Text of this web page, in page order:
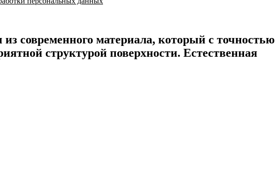
современного материала, который с точностью
структурой поверхности. Естественная